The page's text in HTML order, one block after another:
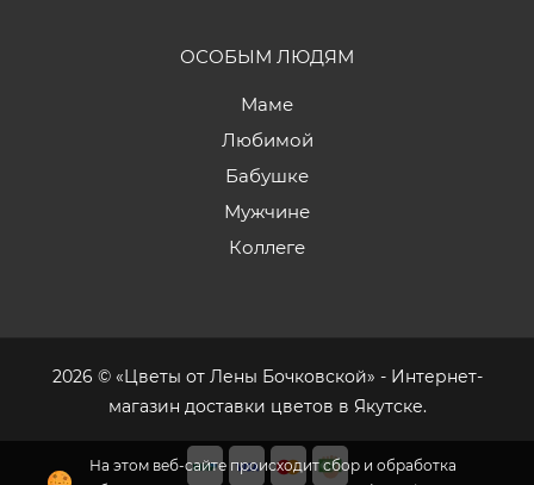
На этом веб-сайте происходит сбор и обработка
ОСОБЫМ ЛЮДЯМ
Маме
Любимой
Бабушке
Мужчине
Коллеге
2026 © «Цветы от Лены Бочковской» - Интернет-
магазин доставки цветов в Якутске.